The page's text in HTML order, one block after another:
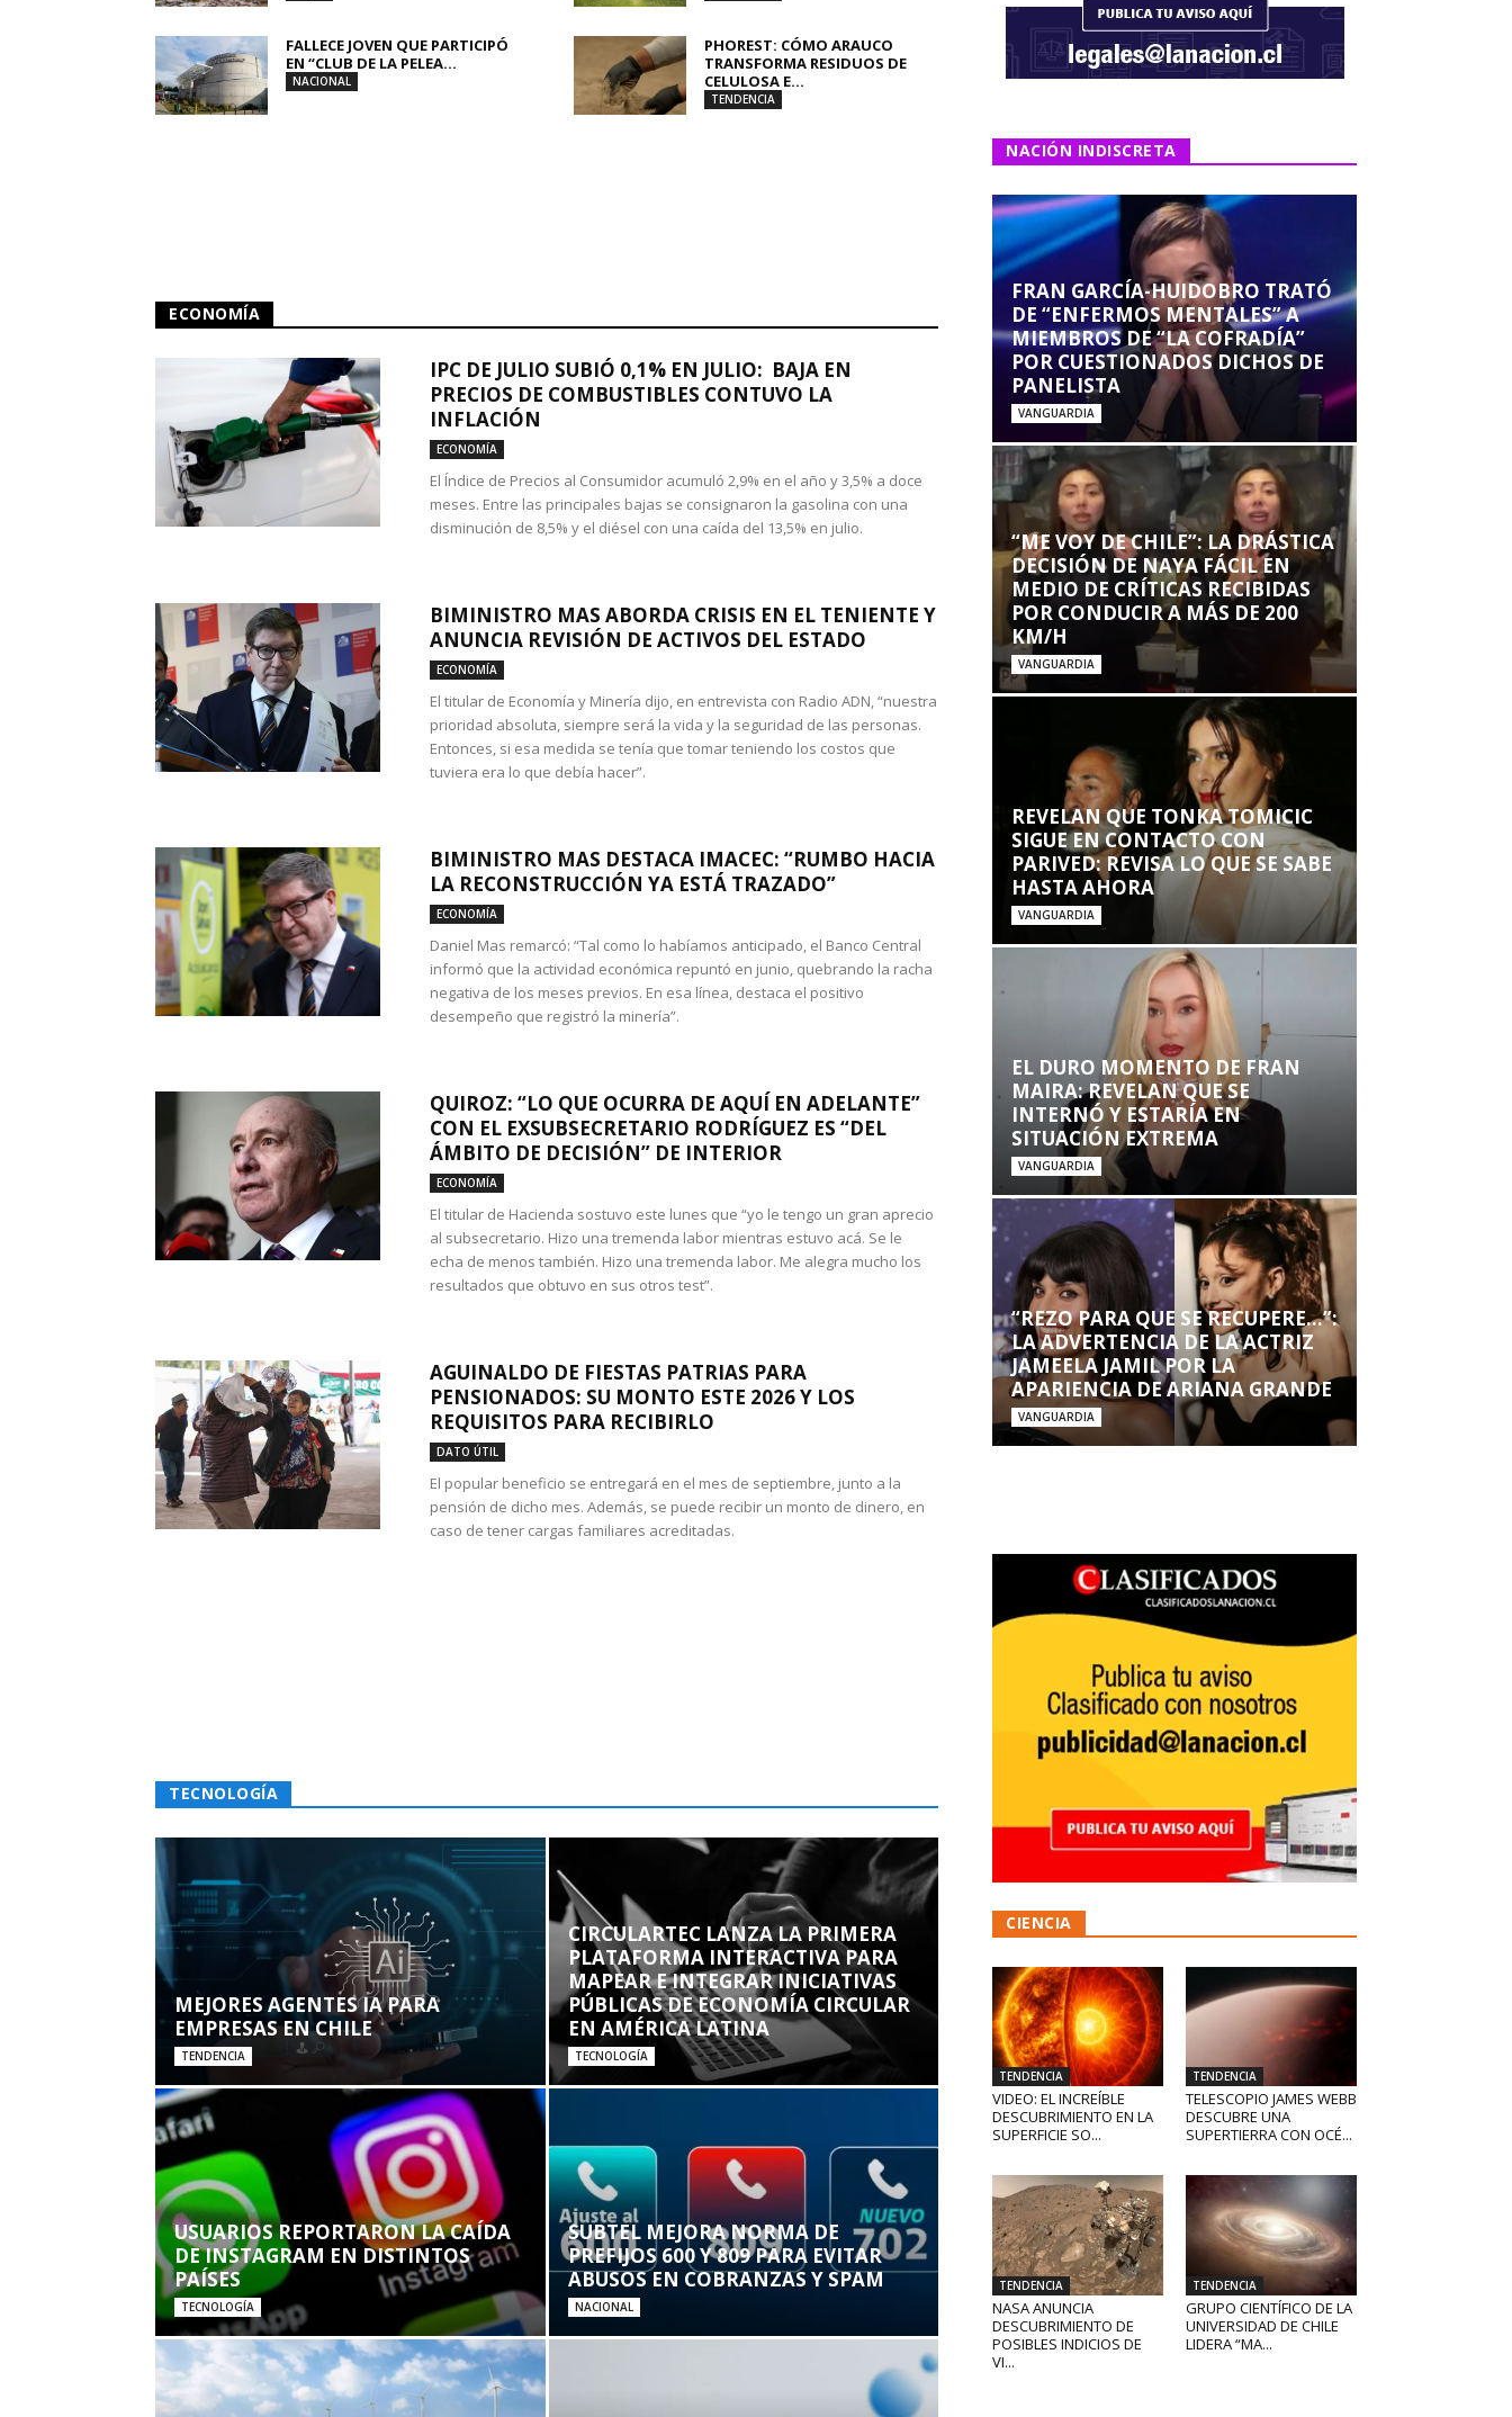
FALLECE JOVEN QUE PARTICIPÓ
EN “CLUB DE LA PELEA...
NACIONAL
PHOREST: CÓMO ARAUCO
TRANSFORMA RESIDUOS DE
CELULOSA E...
TENDENCIA
ECONOMÍA
IPC DE JULIO SUBIÓ 0,1% EN JULIO: BAJA EN
PRECIOS DE COMBUSTIBLES CONTUVO LA
INFLACIÓN
ECONOMÍA
El Índice de Precios al Consumidor acumuló 2,9% en el año y 3,5% a doce
meses. Entre las principales bajas se consignaron la gasolina con una
disminución de 8,5% y el diésel con una caída del 13,5% en julio.
BIMINISTRO MAS ABORDA CRISIS EN EL TENIENTE Y
ANUNCIA REVISIÓN DE ACTIVOS DEL ESTADO
ECONOMÍA
El titular de Economía y Minería dijo, en entrevista con Radio ADN, “nuestra
prioridad absoluta, siempre será la vida y la seguridad de las personas.
Entonces, si esa medida se tenía que tomar teniendo los costos que
tuviera era lo que debía hacer”.
BIMINISTRO MAS DESTACA IMACEC: “RUMBO HACIA
LA RECONSTRUCCIÓN YA ESTÁ TRAZADO”
ECONOMÍA
Daniel Mas remarcó: “Tal como lo habíamos anticipado, el Banco Central
informó que la actividad económica repuntó en junio, quebrando la racha
negativa de los meses previos. En esa línea, destaca el positivo
desempeño que registró la minería”.
QUIROZ: “LO QUE OCURRA DE AQUÍ EN ADELANTE”
CON EL EXSUBSECRETARIO RODRÍGUEZ ES “DEL
ÁMBITO DE DECISIÓN” DE INTERIOR
ECONOMÍA
El titular de Hacienda sostuvo este lunes que “yo le tengo un gran aprecio
al subsecretario. Hizo una tremenda labor mientras estuvo acá. Se le
echa de menos también. Hizo una tremenda labor. Me alegra mucho los
resultados que obtuvo en sus otros test”.
AGUINALDO DE FIESTAS PATRIAS PARA
PENSIONADOS: SU MONTO ESTE 2026 Y LOS
REQUISITOS PARA RECIBIRLO
DATO ÚTIL
El popular beneficio se entregará en el mes de septiembre, junto a la
pensión de dicho mes. Además, se puede recibir un monto de dinero, en
caso de tener cargas familiares acreditadas.
TECNOLOGÍA
MEJORES AGENTES IA PARA
EMPRESAS EN CHILE
TENDENCIA
CIRCULARTEC LANZA LA PRIMERA
PLATAFORMA INTERACTIVA PARA
MAPEAR E INTEGRAR INICIATIVAS
PÚBLICAS DE ECONOMÍA CIRCULAR
EN AMÉRICA LATINA
TECNOLOGÍA
USUARIOS REPORTARON LA CAÍDA
DE INSTAGRAM EN DISTINTOS
PAÍSES
TECNOLOGÍA
SUBTEL MEJORA NORMA DE
PREFIJOS 600 Y 809 PARA EVITAR
ABUSOS EN COBRANZAS Y SPAM
NACIONAL
NACIÓN INDISCRETA
FRAN GARCÍA-HUIDOBRO TRATÓ
DE “ENFERMOS MENTALES” A
MIEMBROS DE “LA COFRADÍA”
POR CUESTIONADOS DICHOS DE
PANELISTA
VANGUARDIA
“ME VOY DE CHILE”: LA DRÁSTICA
DECISIÓN DE NAYA FÁCIL EN
MEDIO DE CRÍTICAS RECIBIDAS
POR CONDUCIR A MÁS DE 200
KM/H
VANGUARDIA
REVELAN QUE TONKA TOMICIC
SIGUE EN CONTACTO CON
PARIVED: REVISA LO QUE SE SABE
HASTA AHORA
VANGUARDIA
EL DURO MOMENTO DE FRAN
MAIRA: REVELAN QUE SE
INTERNÓ Y ESTARÍA EN
SITUACIÓN EXTREMA
VANGUARDIA
“REZO PARA QUE SE RECUPERE…”:
LA ADVERTENCIA DE LA ACTRIZ
JAMEELA JAMIL POR LA
APARIENCIA DE ARIANA GRANDE
VANGUARDIA
CIENCIA
TENDENCIA
VIDEO: EL INCREÍBLE
DESCUBRIMIENTO EN LA
SUPERFICIE SO...
TENDENCIA
TELESCOPIO JAMES WEBB
DESCUBRE UNA
SUPERTIERRA CON OCÉ...
TENDENCIA
NASA ANUNCIA
DESCUBRIMIENTO DE
POSIBLES INDICIOS DE
VI...
TENDENCIA
GRUPO CIENTÍFICO DE LA
UNIVERSIDAD DE CHILE
LIDERA “MA...